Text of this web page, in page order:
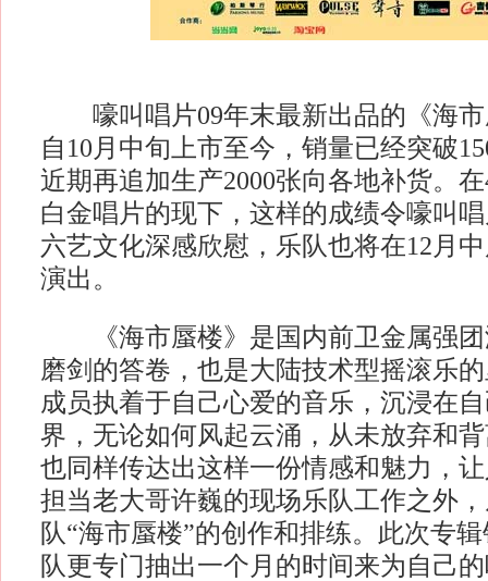
嚎叫唱片09年末最新出品的《海市
自10月中旬上市至今，销量已经突破
近期再追加生产2000张向各地补货。
白金唱片的现下，这样的成绩令嚎叫
六艺文化深感欣慰，乐队也将在12月
演出。
《海市蜃楼》是国内前卫金属强团
磨剑的答卷，也是大陆技术型摇滚乐
成员执着于自己心爱的音乐，沉浸在
界，无论如何风起云涌，从未放弃和
也同样传达出这样一份情感和魅力，
担当老大哥许巍的现场乐队工作之外
队“海市蜃楼”的创作和排练。此次专
队更专门抽出一个月的时间来为自己